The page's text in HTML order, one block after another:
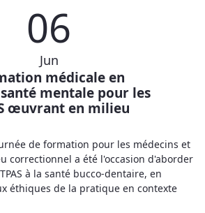
06
Jun
médicale en
mentale pour les
œuvrant en milieu
de formation pour les médecins et
correctionnel a été l'occasion d'aborder
à la santé bucco-dentaire, en
éthiques de la pratique en contexte